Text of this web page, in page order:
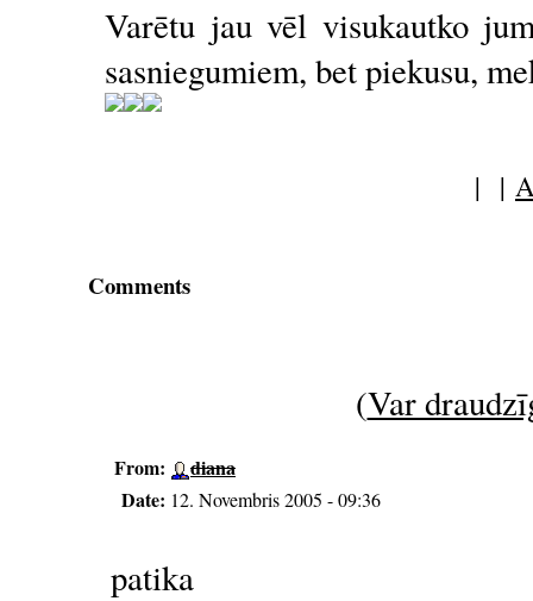
Varētu jau vēl visukautko
sasniegumiem, bet piekusu,
| |
Comments
(Var
From:
diana
Date: 12. Novembris 2005 - 09:36
patika